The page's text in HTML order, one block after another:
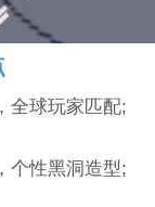
全球玩家匹配;
个性黑洞造型;